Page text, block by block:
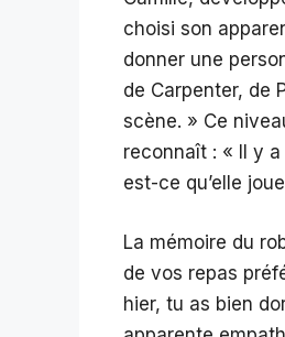
choisi son
donner une
de Carpenter, de
scène. » Ce
reconnaît : « Il y
est-ce qu’elle
La mémoire du
de vos repas
hier, tu as bien